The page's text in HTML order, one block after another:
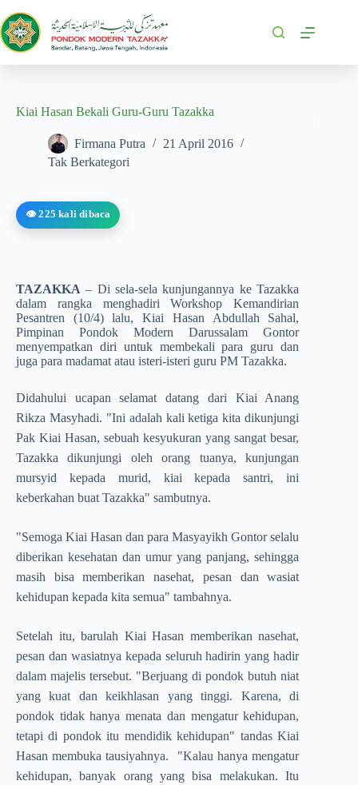
Kiai Hasan Bekali Guru-Guru Tazakka
Firmana Putra
21 April 2016
Tak Berkategori
👁️ 225 kali dibaca
TAZAKKA – Di sela-sela kunjungannya ke Tazakka
dalam rangka menghadiri Workshop Kemandirian
Pesantren (10/4) lalu, Kiai Hasan Abdullah Sahal,
Pimpinan Pondok Modern Darussalam Gontor
menyempatkan diri untuk membekali para guru dan
juga para madamat atau isteri-isteri guru PM Tazakka.
Didahului ucapan selamat datang dari Kiai Anang
Rikza Masyhadi. "Ini adalah kali ketiga kita dikunjungi
Pak Kiai Hasan, sebuah kesyukuran yang sangat besar,
Tazakka dikunjungi oleh orang tuanya, kunjungan
mursyid kepada murid, kiai kepada santri, ini
keberkahan buat Tazakka" sambutnya.
"Semoga Kiai Hasan dan para Masyayikh Gontor selalu
diberikan kesehatan dan umur yang panjang, sehingga
masih bisa memberikan nasehat, pesan dan wasiat
kehidupan kepada kita semua" tambahnya.
Setelah itu, barulah Kiai Hasan memberikan nasehat,
pesan dan wasiatnya kepada seluruh hadirin yang hadir
dalam majelis tersebut. "Berjuang di pondok butuh niat
yang kuat dan keikhlasan yang tinggi. Karena, di
pondok tidak hanya menata dan mengatur kehidupan,
tetapi di pondok itu mendidik kehidupan" tandas Kiai
Hasan membuka tausiyahnya. "Kalau hanya mengatur
kehidupan, banyak orang yang bisa melakukan. Itu